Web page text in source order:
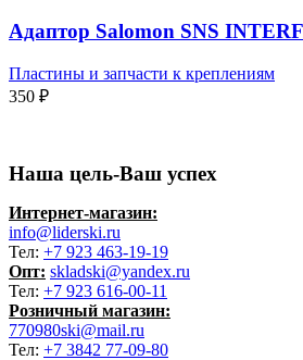
Адаптор Salomon SNS
Пластины и запчасти к креплениям
350 ₽
Наша цель-Ваш успех
Интернет-магазин:
info@liderski.ru
Тел: +7 923 463-19-19
Опт: skladski@yandex.ru
Тел: +7 923 616-00-11
Розничный магазин:
770980ski@mail.ru
Тел: +7 3842 77-09-80